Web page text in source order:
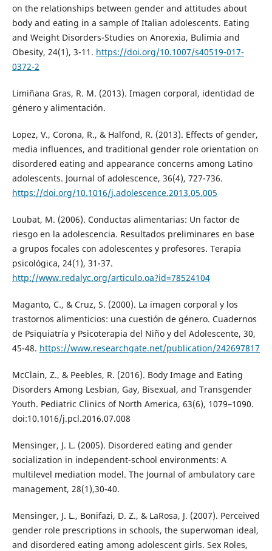
on the relationships between gender and attitudes about
body and eating in a sample of Italian adolescents. Eating
and Weight Disorders-Studies on Anorexia, Bulimia and
Obesity, 24(1), 3-11. https://doi.org/10.1007/s40519-017-
0372-2
Limiñana Gras, R. M. (2013). Imagen corporal, identidad de
género y alimentación.
Lopez, V., Corona, R., & Halfond, R. (2013). Effects of gender,
media influences, and traditional gender role orientation on
disordered eating and appearance concerns among Latino
adolescents. Journal of adolescence, 36(4), 727-736.
https://doi.org/10.1016/j.adolescence.2013.05.005
Loubat, M. (2006). Conductas alimentarias: Un factor de
riesgo en la adolescencia. Resultados preliminares en base
a grupos focales con adolescentes y profesores. Terapia
psicológica, 24(1), 31-37.
http://www.redalyc.org/articulo.oa?id=78524104
Maganto, C., & Cruz, S. (2000). La imagen corporal y los
trastornos alimenticios: una cuestión de género. Cuadernos
de Psiquiatría y Psicoterapia del Niño y del Adolescente, 30,
45-48. https://www.researchgate.net/publication/242697817
McClain, Z., & Peebles, R. (2016). Body Image and Eating
Disorders Among Lesbian, Gay, Bisexual, and Transgender
Youth. Pediatric Clinics of North America, 63(6), 1079–1090.
doi:10.1016/j.pcl.2016.07.008
Mensinger, J. L. (2005). Disordered eating and gender
socialization in independent-school environments: A
multilevel mediation model. The Journal of ambulatory care
management, 28(1),30-40.
Mensinger, J. L., Bonifazi, D. Z., & LaRosa, J. (2007). Perceived
gender role prescriptions in schools, the superwoman ideal,
and disordered eating among adolescent girls. Sex Roles,